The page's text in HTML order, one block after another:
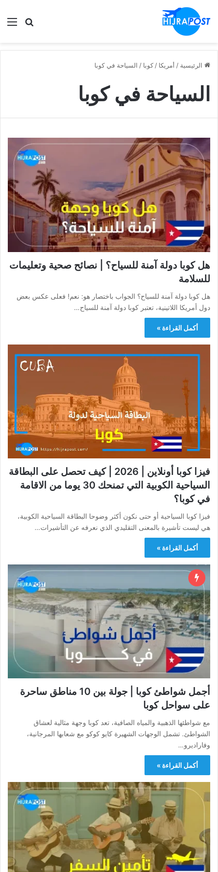
ابحث
الرئيسية / أمريكا / كوبا / السياحة في كوبا
السياحة في كوبا
هل كوبا دولة آمنة للسياح؟ | نصائح صحية وتعليمات
للسلامة
هل كوبا دولة آمنة للسياح؟ الجواب باختصار هو: نعم! فعلى عكس بعض
دول أمريكا اللاتينية، تعتبر كوبا دولة آمنة للسياح…
أكمل القراءة »
فيزا كوبا أونلاين | 2026 | كيف تحصل على البطاقة
السياحية الكوبية التي تمنحك 30 يوما من الاقامة
في كوبا؟
فيزا كوبا السياحية أو حتى نكون أكثر وضوحا البطاقة السياحية الكوبية،
هي ليست تأشيرة بالمعنى التقليدي الذي نعرفه عن التأشيرات…
أكمل القراءة »
أجمل شواطئ كوبا | جولة بين 10 مناطق ساحرة
على سواحل كوبا
مع شواطئها الذهبية والمياه الصافية، تعد كوبا وجهة مثالية لعشاق
الشواطئ. تشمل الوجهات الشهيرة كايو كوكو مع شعابها المرجانية،
وفاراديرو…
أكمل القراءة »